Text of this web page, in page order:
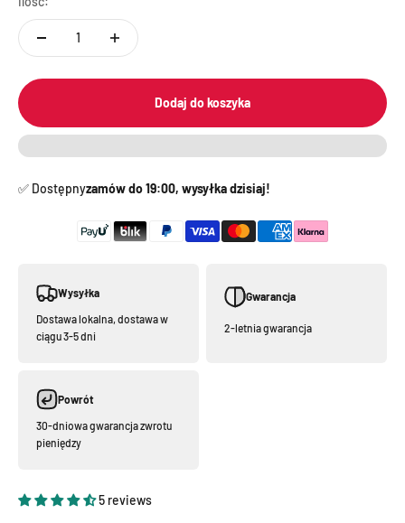
Dodaj do koszyka
✅️ Dostępnyzamów do 19:00, wysyłka dzisiaj!
Wysyłka
Dostawa lokalna, dostawa w
ciągu 3-5 dni
Gwarancja
2-letnia gwarancja
Powrót
30-dniowa gwarancja zwrotu
pieniędzy
5 reviews